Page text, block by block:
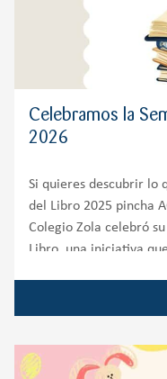
Celebramos la
2026
Si quieres descubrir lo
del Libro 2025 pincha
Colegio Zola celebró
Libro, una iniciativa